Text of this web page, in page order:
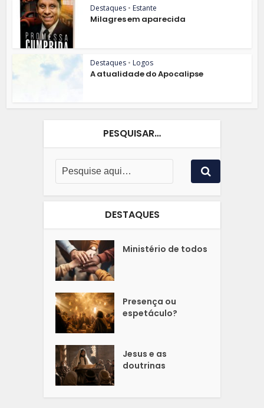
Destaques • Estante
Milagres em aparecida
Destaques • Logos
A atualidade do Apocalipse
PESQUISAR…
DESTAQUES
Ministério de todos
Presença ou
espetáculo?
Jesus e as
doutrinas